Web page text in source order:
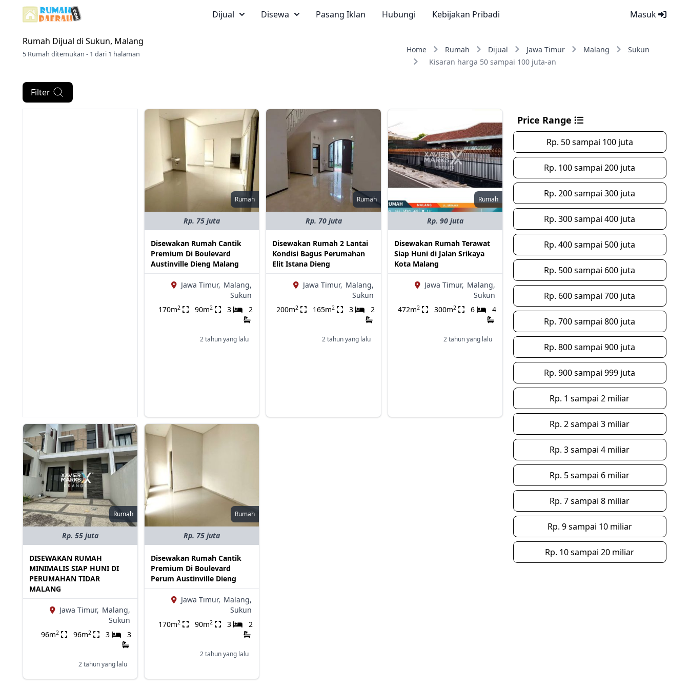
Masuk
Dijual Disewa Pasang Iklan Hubungi Kebijakan Pribadi
Rumah Dijual di Sukun, Malang
5 Rumah ditemukan - 1 dari 1 halaman Home Rumah Dijual Jawa Timur Malang
Sukun
Kisaran harga 50 sampai 100 juta-an
Filter
Rumah
Rp. 75 juta
Disewakan Rumah Cantik
Premium Di Boulevard
Austinville Dieng Malang
Jawa Timur, Malang,
Sukun
170m2 90m2 3 2
2 tahun yang lalu
Rumah
Rp. 70 juta
Disewakan Rumah 2 Lantai
Kondisi Bagus Perumahan
Elit Istana Dieng
Jawa Timur, Malang,
Sukun
200m2 165m2 3 2
2 tahun yang lalu
Rumah
Rp. 90 juta
Disewakan Rumah Terawat
Siap Huni di Jalan Srikaya
Kota Malang
Jawa Timur, Malang,
Sukun
472m2 300m2 6 4
2 tahun yang lalu
Rumah
Rp. 55 juta
DISEWAKAN RUMAH
MINIMALIS SIAP HUNI DI
PERUMAHAN TIDAR
MALANG
Jawa Timur, Malang,
Sukun
96m2 96m2 3 3
2 tahun yang lalu
Rumah
Rp. 75 juta
Disewakan Rumah Cantik
Premium Di Boulevard
Perum Austinville Dieng
Jawa Timur, Malang,
Sukun
170m2 90m2 3 2
2 tahun yang lalu
Price Range
Rp. 50 sampai 100 juta
Rp. 100 sampai 200 juta
Rp. 200 sampai 300 juta
Rp. 300 sampai 400 juta
Rp. 400 sampai 500 juta
Rp. 500 sampai 600 juta
Rp. 600 sampai 700 juta
Rp. 700 sampai 800 juta
Rp. 800 sampai 900 juta
Rp. 900 sampai 999 juta
Rp. 1 sampai 2 miliar
Rp. 2 sampai 3 miliar
Rp. 3 sampai 4 miliar
Rp. 5 sampai 6 miliar
Rp. 7 sampai 8 miliar
Rp. 9 sampai 10 miliar
Rp. 10 sampai 20 miliar